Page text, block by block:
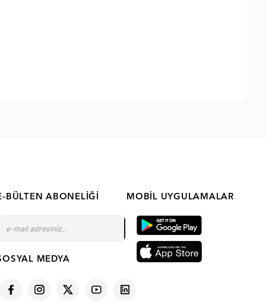
BÜLTEN ABONELIĞI
MEDYA
MOBIL UYGULAMALAR